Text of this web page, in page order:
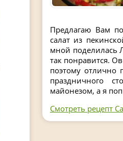
Предлагаю Вам
салат из
мной поделилась
так понравится.
поэтому отлично
праздничного
майонезом, а я
Смотреть рецепт